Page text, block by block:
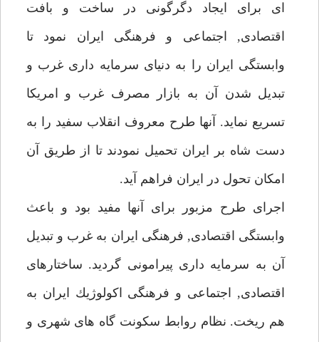
اى براى ايجاد دگرگونى در ساخت و بافت
اقتصادى, اجتماعى و فرهنگى ايران نمود تا
وابستگى ايران را به دنياى سرمايه دارى غرب و
تبديل شدن آن به بازار مصرف غرب و امريكا
تسريع نمايد. آنها طرح معروف انقلاب سفيد را به
دست شاه بر ايران تحميل نمودند تا از طريق آن
امكان تحول در ايران فراهم آيد.
اجراى طرح مزبور براى آنها مفيد بود و باعث
وابستگى اقتصادى, فرهنگى ايران به غرب و تبديل
آن به سرمايه دارى پيرامونى گرديد. ساختارهاى
اقتصادى, اجتماعى و فرهنگى اكولوژيك ايران به
هم ريخت. نظام روابط سكونت گاه هاى شهرى و